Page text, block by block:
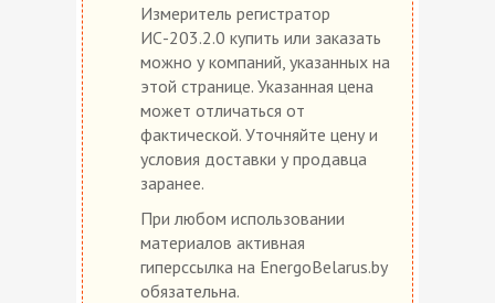
Измеритель регистратор
ИС-203.2.0 купить или заказать
можно у компаний, указанных на
этой странице. Указанная цена
может отличаться от
фактической. Уточняйте цену и
условия доставки у продавца
заранее.
При любом использовании
материалов активная
гиперссылка на EnergoBelarus.by
обязательна.